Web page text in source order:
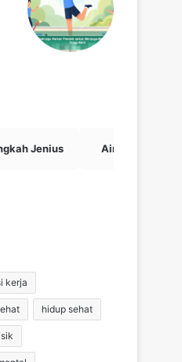
Jenius Airdrop Crypto
kerja
hidup sehat